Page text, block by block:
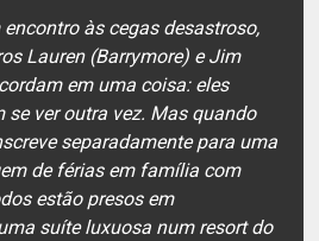
às cegas desastroso,
Lauren (Barrymore) e Jim
em uma coisa: eles
se ver outra vez. Mas quando
separadamente para uma
de férias em família com
estão presos em
suíte luxuosa num resort do